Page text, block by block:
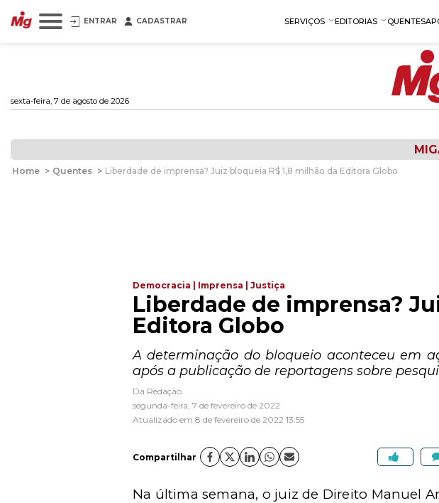
ENTRAR CADASTRAR SERVIÇOS EDITORIAS QUENTES
sexta-feira, 7 de agosto de 2026
Home > Quentes > Liberdade de imprensa? Juiz bloqueia R$ 1,8 milhão da Editora Globo
Democracia | Imprensa | Justiça
Liberdade de imprensa?
Editora Globo
A determinação do bloqueio aconteceu em
após a publicação de reportagens sobre
Da Redação
segunda-feira, 7 de fevereiro de 2022
Atualizado em 8 de fevereiro de 2022 13:55
Compartilhar
Na última semana, o juiz de Direito Manuel